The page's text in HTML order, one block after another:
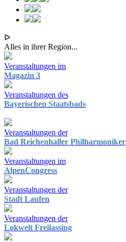
ᐅ
Alles in ihrer Region...
Veranstaltungen im
Magazin 3
Veranstaltungen des
Bayerischen Staatsbads
Veranstaltungen der
Bad Reichenhaller Philharmoniker
Veranstaltungen im
AlpenCongress
Veranstaltungen der
Stadt Laufen
Veranstaltungen der
Lokwelt Freilassing